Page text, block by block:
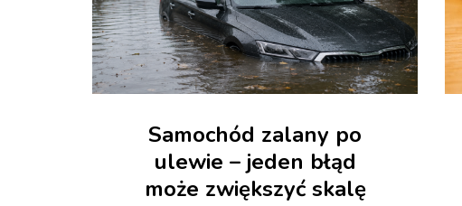
Samochód zalany po
ulewie – jeden błąd
może zwiększyć skalę